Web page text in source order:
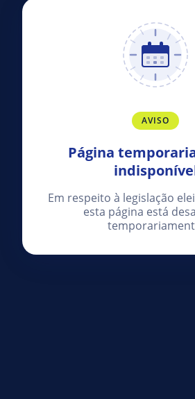
AVISO
Página
Em respeito à legislação
esta página está